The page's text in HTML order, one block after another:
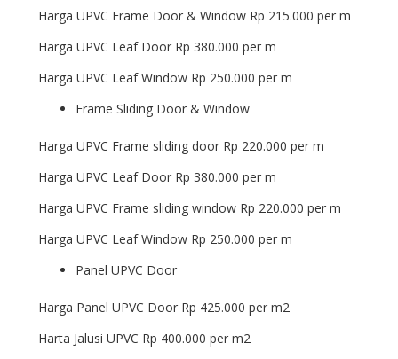
Harga UPVC Frame Door & Window Rp 215.000 per m
Harga UPVC Leaf Door Rp 380.000 per m
Harga UPVC Leaf Window Rp 250.000 per m
Frame Sliding Door & Window
Harga UPVC Frame sliding door Rp 220.000 per m
Harga UPVC Leaf Door Rp 380.000 per m
Harga UPVC Frame sliding window Rp 220.000 per m
Harga UPVC Leaf Window Rp 250.000 per m
Panel UPVC Door
Harga Panel UPVC Door Rp 425.000 per m2
Harta Jalusi UPVC Rp 400.000 per m2